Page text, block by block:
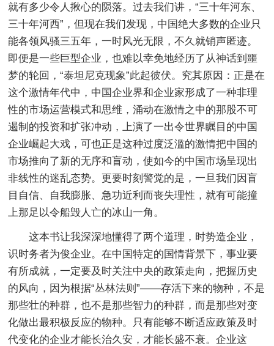
就有多少令人揪心的陨落。过去我们讲，“三十年河东、
三十年河西”，但现在我们发现，中国绝大多数的企业只
能各领风骚三五年，一时风光无限，不久就销声匿迹。
即便是一些巨型企业，也难以幸免地经历了从神话到噩
梦的轮回，“泰坦尼克现象”此起彼伏。究其原因：正是在
这个激情年代中，中国企业界和企业家形成了一种非理
性的市场运营模式和思维，涌动在激情之中的那股不可
遏制的投资和扩张冲动，上演了一出令世界瞩目的中国
企业崛起大戏，可也正是这种过度泛滥的激情把中国的
市场推向了新的无序和盲动，使如今的中国市场呈现出
非线性的迷乱态势。更要时刻警觉的是，一旦我们因盲
目自信、自我膨胀、急功近利而丧失理性，就有可能撞
上那足以令船毁人亡的冰山一角。
这本书让我深深地懂得了两个道理，时势造企业，
识时务者为俊企业。在中国特定的国情背景下，事业要
有所成就，一定要及时关注中央的政策走向，把握历史
的风向，因为根据“丛林法则”——存活下来的物种，不是
那些壮的种群，也不是那些智力的种群，而是那些对变
化做出最积极反应的物种。只有能够不断适应政策及时
代变化的企业才能长治久安，才能长盛不衰。企业这